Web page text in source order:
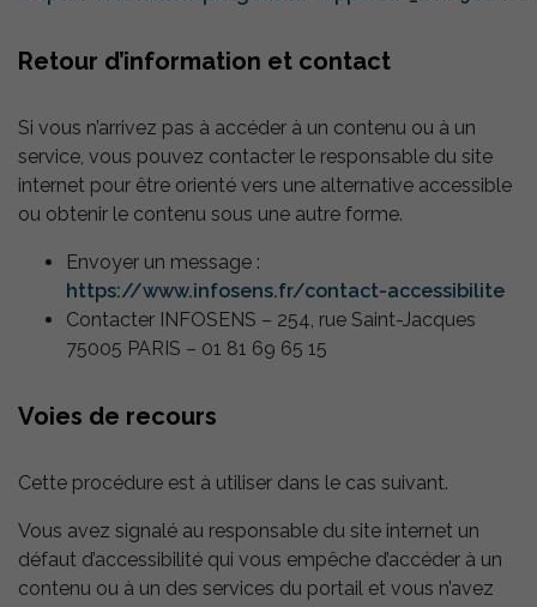
Retour d’information et contact
Si vous n’arrivez pas à accéder à un contenu ou à un
service, vous pouvez contacter le responsable du site
internet pour être orienté vers une alternative accessible
ou obtenir le contenu sous une autre forme.
Envoyer un message :
https://www.infosens.fr/contact-accessibilite
Contacter INFOSENS – 254, rue Saint-Jacques
75005 PARIS – 01 81 69 65 15
Voies de recours
Cette procédure est à utiliser dans le cas suivant.
Vous avez signalé au responsable du site internet un
défaut d’accessibilité qui vous empêche d’accéder à un
contenu ou à un des services du portail et vous n’avez